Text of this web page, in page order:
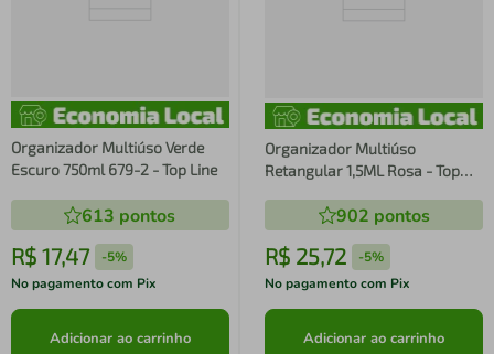
Organizador Multiúso Verde
Escuro 750ml 679-2 - Top Line
613 pontos
R$ 17,47 -5%
No pagamento com Pix
Adicionar ao carrinho
Organizador Multiúso
Retangular 1,5ML Rosa - Top
902 pontos
R$ 25,72 -5%
No pagamento com Pix
Adicionar ao carrinho